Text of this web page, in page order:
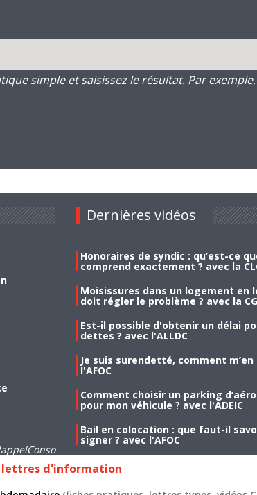
simple et saisissez le résultat. Par exemple,
Dernières vidéos
Honoraires de syndic : qu’est-ce
comprend exactement ? avec la
Moisissures dans un logement en
doit régler le problème ? avec la
Est-il possible d'obtenir un délai
dettes ? avec l'ALLDC
Je suis surendetté, comment
l'AFOC
Comment choisir un parking
pour mon véhicule ? avec l'ADEIC
Bail en colocation : que faut-il
signer ? avec l'AFOC
lettres d'information